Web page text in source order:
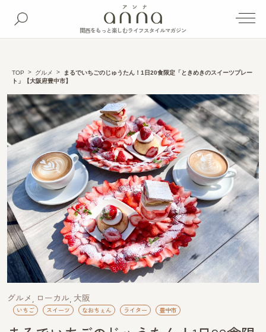
関西をもっと楽しむライフスタイルマガジン
TOP グルメ
まるでいちごのじゅうたん！1日20食限定「ときめきのスイーツプレー
ト」【大阪府豊中市】
グルメ ローカル 大阪
いちご スイーツ なおちぇん ライター 豊中市